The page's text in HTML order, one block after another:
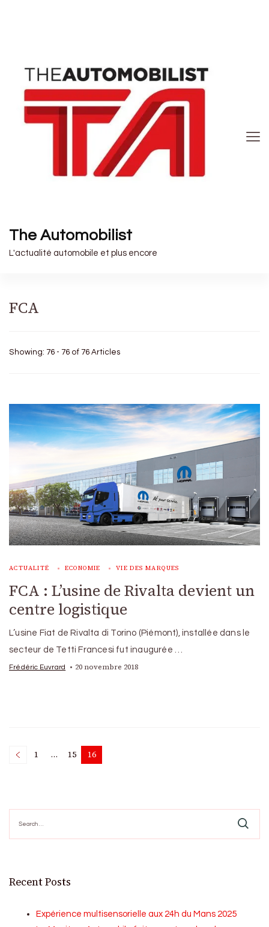
The Automobilist
L'actualité automobile et plus encore
FCA
Showing: 76 - 76 of 76 Articles
ACTUALITÉ ECONOMIE VIE DES MARQUES
FCA : L’usine de Rivalta devient un
centre logistique
L’usine Fiat de Rivalta di Torino (Piémont), installée dans le
secteur de Tetti Francesi fut inaugurée …
Frédéric Euvrard 20 novembre 2018
Posts
Page
1 … Page
15 Page
16
for:
Recent Posts
Expérience multisensorielle aux 24h du Mans 2025